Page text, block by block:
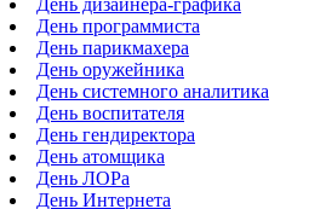
День дизайнера-графика
День программиста
День парикмахера
День оружейника
День системного аналитика
День воспитателя
День гендиректора
День атомщика
День ЛОРа
День Интернета